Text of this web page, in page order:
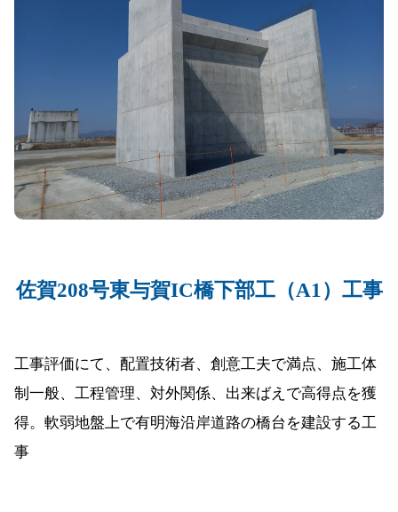
佐賀208号東与賀IC橋下部工（A1）工事
工事評価にて、配置技術者、創意工夫で満点、施工体
制一般、工程管理、対外関係、出来ばえで高得点を獲
得。軟弱地盤上で有明海沿岸道路の橋台を建設する工
事